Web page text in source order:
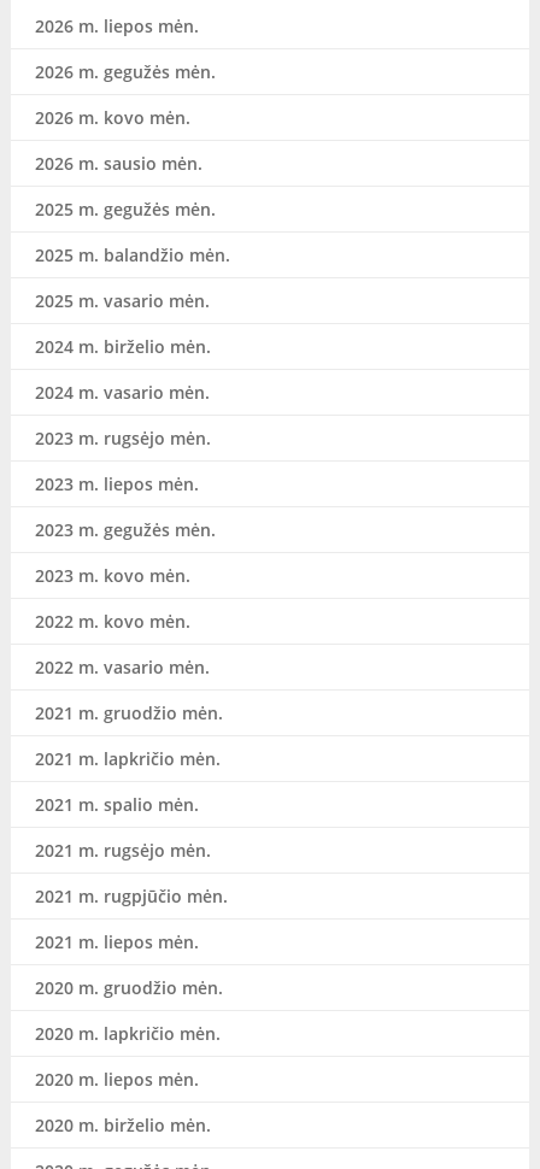
2026 m. liepos mėn.
2026 m. gegužės mėn.
2026 m. kovo mėn.
2026 m. sausio mėn.
2025 m. gegužės mėn.
2025 m. balandžio mėn.
2025 m. vasario mėn.
2024 m. birželio mėn.
2024 m. vasario mėn.
2023 m. rugsėjo mėn.
2023 m. liepos mėn.
2023 m. gegužės mėn.
2023 m. kovo mėn.
2022 m. kovo mėn.
2022 m. vasario mėn.
2021 m. gruodžio mėn.
2021 m. lapkričio mėn.
2021 m. spalio mėn.
2021 m. rugsėjo mėn.
2021 m. rugpjūčio mėn.
2021 m. liepos mėn.
2020 m. gruodžio mėn.
2020 m. lapkričio mėn.
2020 m. liepos mėn.
2020 m. birželio mėn.